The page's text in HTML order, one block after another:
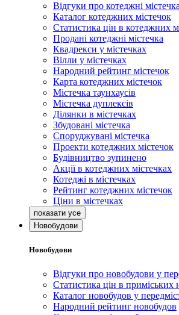
Відгуки про котеджні містечка
Каталог котеджних містечок
Статистика цін в котеджних
Продані котеджні містечка
Квадрекси у містечках
Вілли у містечках
Народний рейтинг містечок
Карта котеджних містечок
Містечка таунхаусів
Містечка дуплексів
Ділянки в містечках
Збудовані містечка
Споруджувані містечка
Проекти котеджних містечок
Будівництво зупинено
Акції в котеджних містечках
Котеджі в містечках
Рейтинг котеджних містечок
Ціни в містечках
Новобудови
Новобудови
Відгуки про новобудови у
Статистика цін в приміських
Каталог новобудов у
Народний рейтинг новобудов